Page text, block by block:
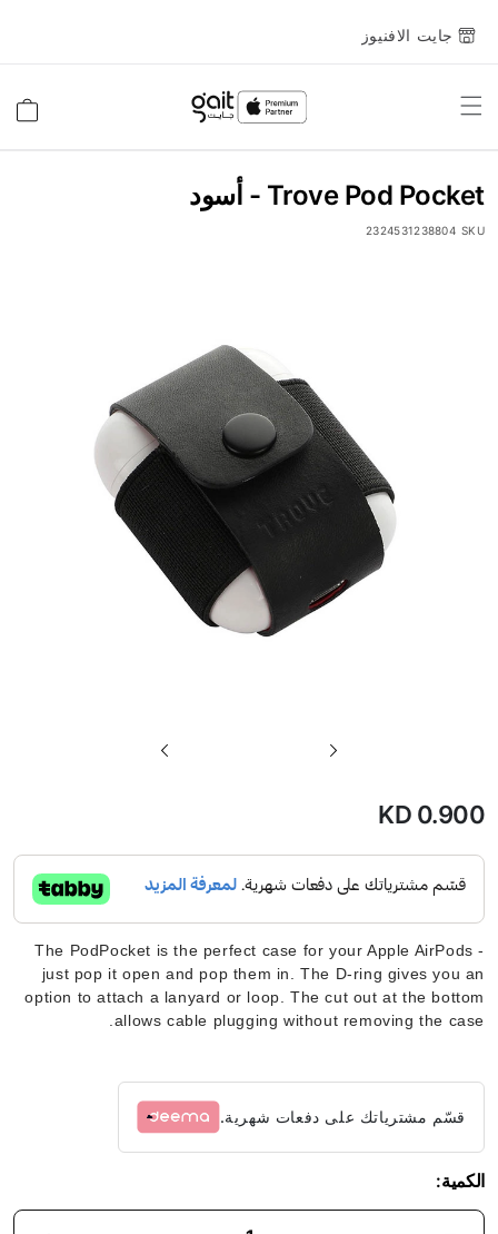
جايت الافنيوز
Toggle
Trove Pod Pocket - أسود
SKU
2324531238804
معرض
KD 0.900
The PodPocket is the perfect case for your Apple AirPods -
just pop it open and pop them in. The D-ring gives you an
option to attach a lanyard or loop. The cut out at the bottom
allows cable plugging without removing the case.
قسّم مشترياتك على دفعات شهرية.
الكمية: